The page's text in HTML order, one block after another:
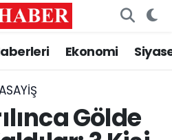
Ekonomi
Gölde
HABERLERİ